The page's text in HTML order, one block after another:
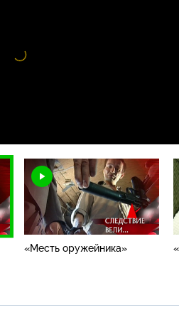
Видео
проигрыватель
«Месть оружейника»